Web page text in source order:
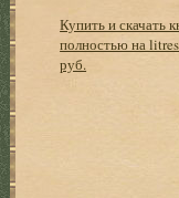
Купить и скачать
полностью на
руб.